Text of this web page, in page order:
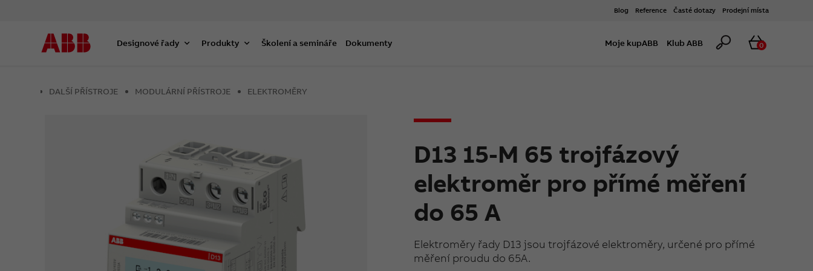
Blog Reference Časté dotazy Prodejní místa
Designové řady Produkty Školení a semináře Dokumenty Moje kupABB Klub ABB Hledat
0
DALŠÍ PŘÍSTROJE MODULÁRNÍ PŘÍSTROJE ELEKTROMĚRY
D13 15-M 65 trojfázový
elektroměr pro přímé měření
do 65 A
Elektroměry řady D13 jsou trojfázové elektroměry, určené pro přímé
měření proudu do 65A.